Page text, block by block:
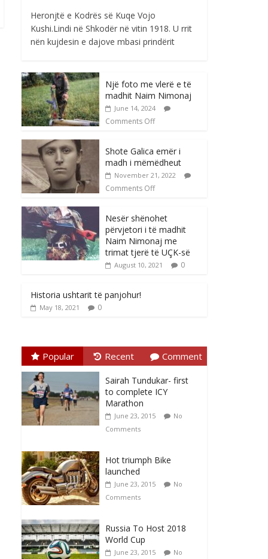
Heronjtë e Kodrës së Kuqe Vojo
Kushi.Lindi në Shkodër në vitin 1918. U rrit
nën kujdesin e dajove mbasi prindërit
Një foto me vlerë e të
madhit Naim Nimonaj
June 14, 2024
Comments Off
Shote Galica emër i
madh i mëmëdheut
November 21, 2022
Comments Off
Nesër shënohet
përvjetori i të madhit
Naim Nimonaj me
trimat tjerë të UÇK-së
August 10, 2021 0
Historia ushtarit të panjohur!
May 18, 2021 0
Popular Recent Comment
Sairah Tundukar- first
to complete ICY
Marathon
June 23, 2015
No
Comments
Hot triumph Bike
launched
June 23, 2015
No
Comments
Russia To Host 2018
World Cup
June 23, 2015
No